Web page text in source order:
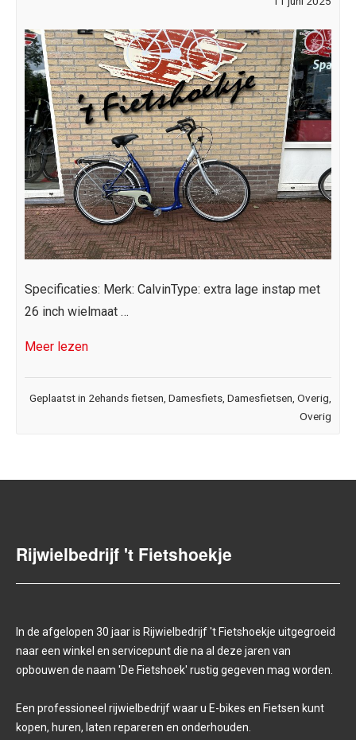
2025
Specificaties: Merk: CalvinType: extra lage instap met
26 inch wielmaat …
Meer lezen
Geplaatst in 2ehands fietsen Damesfiets Damesfietsen Overig
Overig
Rijwielbedrijf 't Fietshoekje
In de afgelopen 30 jaar is Rijwielbedrijf 't Fietshoekje uitgegroeid
naar een winkel en servicepunt die na al deze jaren van
opbouwen de naam 'De Fietshoek' rustig gegeven mag worden.
Een professioneel rijwielbedrijf waar u E-bikes en Fietsen kunt
kopen, huren, laten repareren en onderhouden.